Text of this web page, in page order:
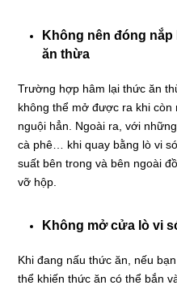
Không nên đóng
ăn thừa
Trường hợp hâm lại thức ăn
không thể mở được ra khi
nguội hẳn. Ngoài ra, với
cà phê… khi quay bằng lò vi
suất bên trong và bên ngoài
vỡ hộp.
Không mở cửa lò vi
Khi đang nấu thức ăn, nếu
thể khiến thức ăn có thể bắn